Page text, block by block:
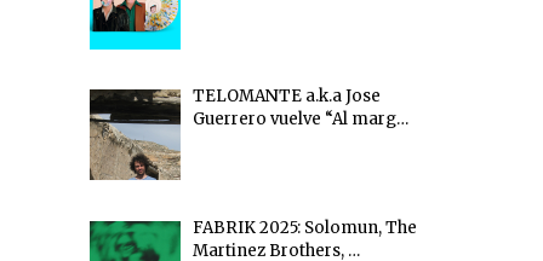
TELOMANTE a.k.a Jose
Guerrero vuelve “Al marg…
FABRIK 2025: Solomun, The
Martinez Brothers, …